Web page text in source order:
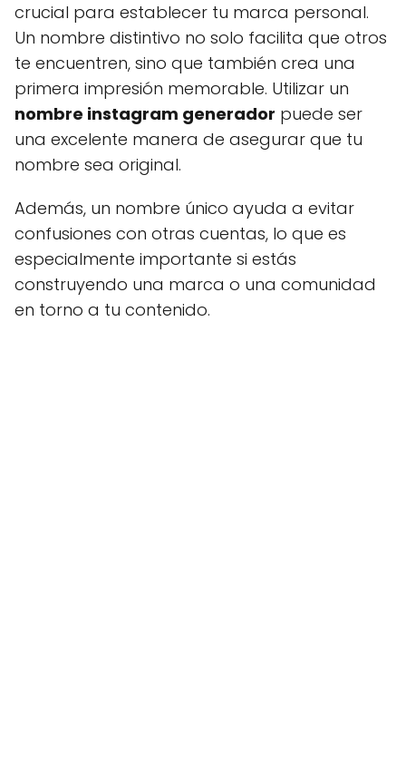
crucial para establecer tu marca personal.
Un nombre distintivo no solo facilita que otros
te encuentren, sino que también crea una
primera impresión memorable. Utilizar un
nombre instagram generador puede ser
una excelente manera de asegurar que tu
nombre sea original.
Además, un nombre único ayuda a evitar
confusiones con otras cuentas, lo que es
especialmente importante si estás
construyendo una marca o una comunidad
en torno a tu contenido.